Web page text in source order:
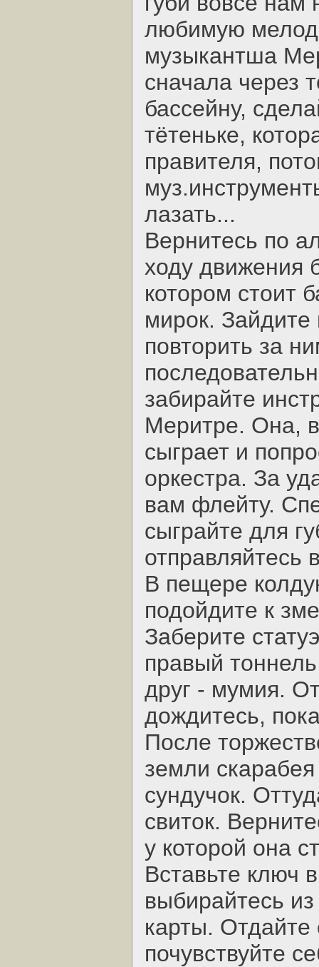
любимую
музыкантша
сначала через
бассейну,
тётеньке,
правителя,
лазать...
Вернитесь по
ходу движения
котором стоит
мирок. Зайдите
повторить за
забирайте
Меритре. Она,
сыграет и
оркестра. За
вам флейту.
сыграйте для
отправляйтесь
В пещере
подойдите к
Заберите
правый
друг - мумия.
дождитесь,
После
земли
сундучок.
свиток.
у которой она
Вставьте ключ
выбирайтесь
карты. Отдайте
почувствуйте